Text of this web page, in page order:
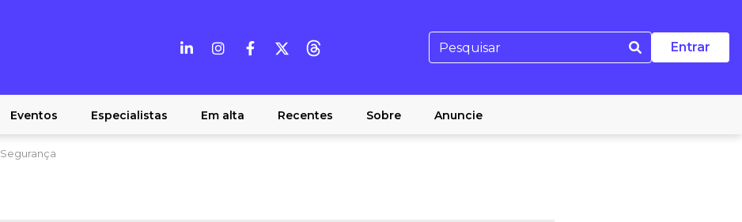
Entrar
Eventos Especialistas Em alta Recentes Sobre Anuncie
Segurança